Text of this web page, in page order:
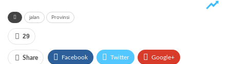
jalan Provinsi
29
Share Facebook Twitter Google+